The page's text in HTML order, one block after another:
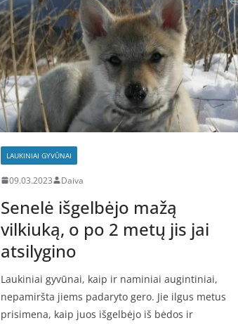
LAUKINIAI GYVŪNAI
09.03.2023 Daiva
Senelė išgelbėjo mažą
vilkiuką, o po 2 metų jis jai
atsilygino
Laukiniai gyvūnai, kaip ir naminiai augintiniai,
nepamiršta jiems padaryto gero. Jie ilgus metus
prisimena, kaip juos išgelbėjo iš bėdos ir